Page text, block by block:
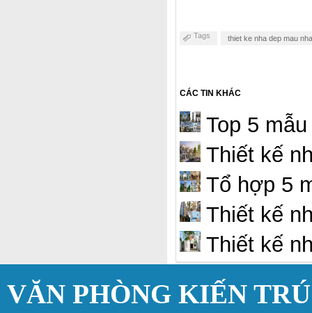
Tags thiet ke nha dep mau
CÁC TIN KHÁC
Top 5
Thiết kế
Tổ hợp 5
Thiết kế
Thiết kế
VĂN PHÒNG KIẾN